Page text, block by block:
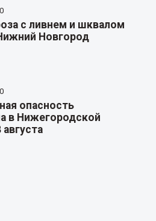
с ливнем и шквалом
Новгород
опасность
в Нижегородской